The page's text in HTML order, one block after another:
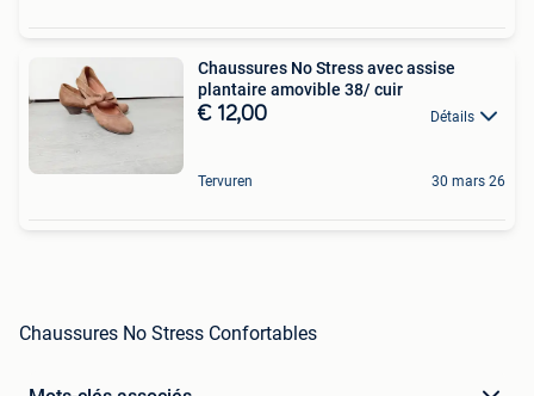
Chaussures No Stress avec assise
plantaire amovible 38/ cuir
€ 12,00 Détails
Tervuren 30 mars 26
Chaussures No Stress Confortables